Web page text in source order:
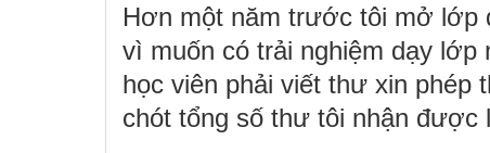
Hơn một năm trước tôi mở lớp
vì muốn có trải nghiệm dạy
học viên phải viết thư xin phép
chót tổng số thư tôi nhận được